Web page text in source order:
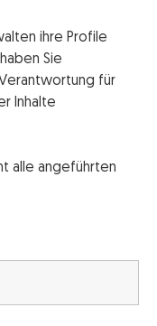
ihre Profile
Sie
für
Inhalte
alle angeführten